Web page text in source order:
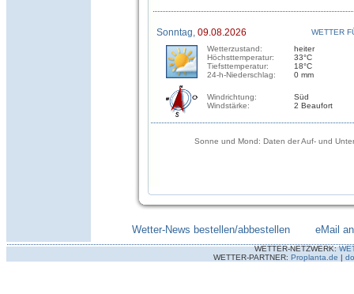
Sonntag, 09.08.2026
WETTER
Wetterzustand:
Höchsttemperatur:
Tiefsttemperatur:
24-h-Niederschlag:
heiter
33°C
18°C
0 mm
Windrichtung:
Windstärke:
Süd
2 Beaufort
Sonne und Mond: Daten der Auf- und
Wetter-News bestellen/abbestellen eMail
WETTER-NETZWERK:
WETTER-PARTNER: Proplanta.de |